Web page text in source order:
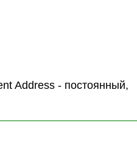
Address - постоянный,